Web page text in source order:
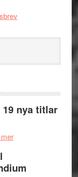
19 nya titlar
om
West